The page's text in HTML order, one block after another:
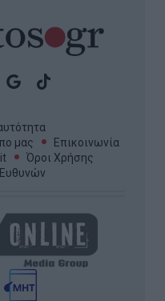
μας
Επικοινωνία
Όροι Χρήσης